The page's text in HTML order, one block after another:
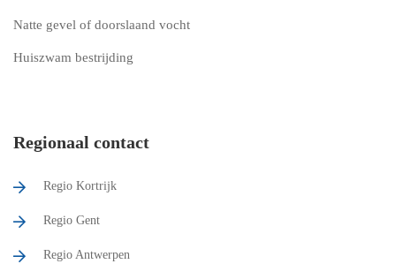
Natte gevel of doorslaand vocht
Huiszwam bestrijding
Regionaal contact
Regio Kortrijk
Regio Gent
Regio Antwerpen